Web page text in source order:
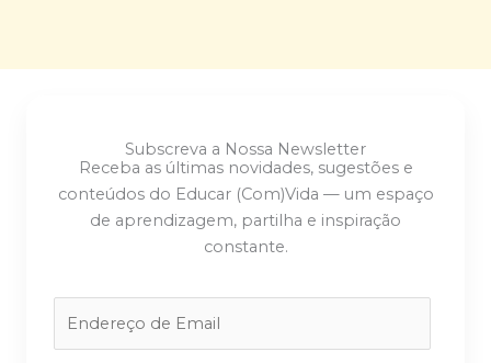
Subscreva a Nossa Newsletter
Receba as últimas novidades, sugestões e
conteúdos do Educar (Com)Vida — um espaço
de aprendizagem, partilha e inspiração
constante.